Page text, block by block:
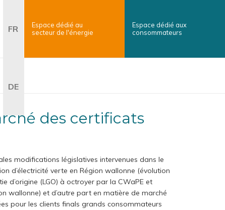
FR
DE
Espace dédié au
secteur de l'énergie
Espace dédié aux
consommateurs
modifications législatives intervenues dans le
d’électricité verte en Région wallonne (évolution
d’origine (LGO) à octroyer par la CWaPE et
wallonne) et d’autre part en matière de marché
pour les clients finals grands consommateurs